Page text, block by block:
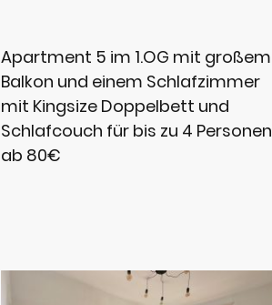
Apartment 5 im 1.OG mit großem
Balkon und einem Schlafzimmer
mit Kingsize Doppelbett und
Schlafcouch für bis zu 4 Personen
ab 80€